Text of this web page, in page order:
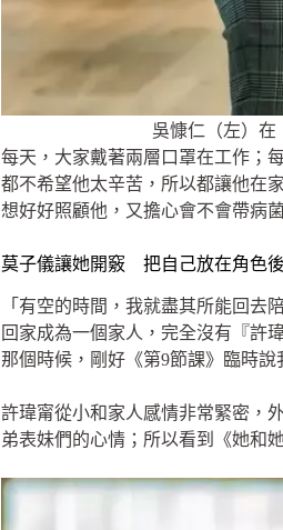
吳慷仁（左）在
每天，大家戴著兩層口罩在工作；
都不希望他太辛苦，所以都讓他在
想好好照顧他，又擔心會不會帶病
莫子儀讓她開竅 把自己放在角色
「有空的時間，我就盡其所能回
回家成為一個家人，完全沒有『許
那個時候，剛好《第9節課》臨時
許瑋甯從小和家人感情非常緊密，
弟表妹們的心情；所以看到《她和